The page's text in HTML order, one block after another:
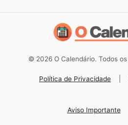
© 2026 O Calendário. Todos
Política de Privacidade
Aviso Importante